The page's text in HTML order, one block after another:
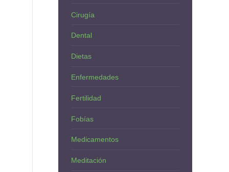
Cirugía
Dental
Dietas
Enfermedades
Fertilidad
Fobías
Medicamentos
Meditación